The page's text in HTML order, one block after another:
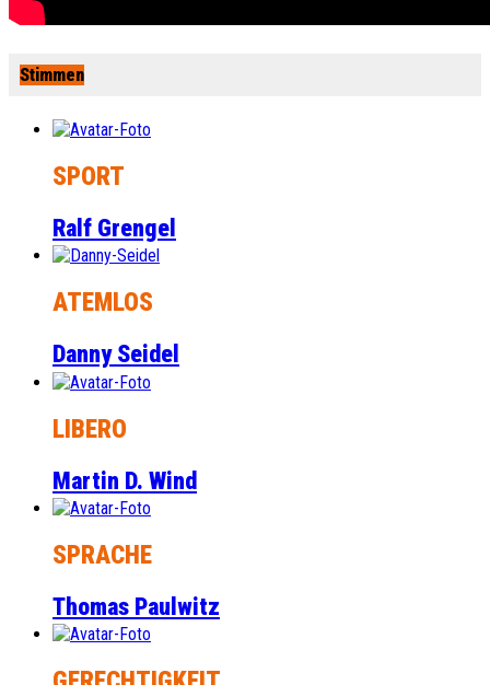
Stimmen
SPORT
Ralf Grengel
ATEMLOS
Danny Seidel
LIBERO
Martin D. Wind
SPRACHE
Thomas Paulwitz